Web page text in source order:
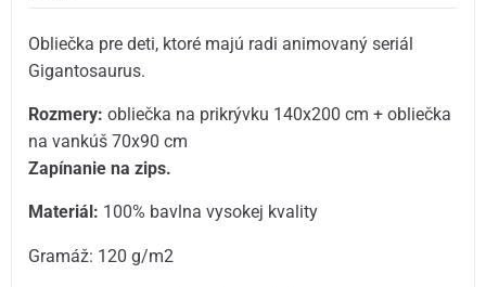
Obliečka pre deti, ktoré majú radi animovaný seriál
Gigantosaurus.
Rozmery: obliečka na prikrývku 140x200 cm + obliečka
na vankúš 70x90 cm
Zapínanie na zips.
Materiál: 100% bavlna vysokej kvality
Gramáž: 120 g/m2